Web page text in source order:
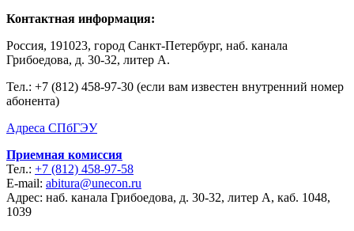
Контактная информация:
Россия, 191023, город Санкт-Петербург, наб. канала
Грибоедова, д. 30-32, литер А.
Тел.: +7 (812) 458-97-30 (если вам известен внутренний номер
абонента)
Адреса СПбГЭУ
Приемная комиссия
Тел.: +7 (812) 458-97-58
E-mail: abitura@unecon.ru
Адрес: наб. канала Грибоедова, д. 30-32, литер А, каб. 1048,
1039